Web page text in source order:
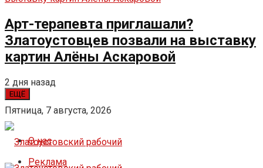
Арт-терапевта приглашали?
Златоустовцев позвали на выставку
картин Алёны Аскаровой
2 дня назад
ЕЩЁ
Пятница, 7 августа, 2026
О нас
Реклама